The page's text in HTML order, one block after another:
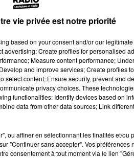
vie privée est notre priorité
based on your consent and/or our
Create profiles for personalised
Measure content performance;
and improve services; Create profiles
content; Ensure security, prevent and
privacy choices. These
functionalities: Identify devices based on
data from other data sources; Link
ou affiner en sélectionnant les finalités et/ou
"Continuer sans accepter". Vos préférences
consentement à tout moment via le lien